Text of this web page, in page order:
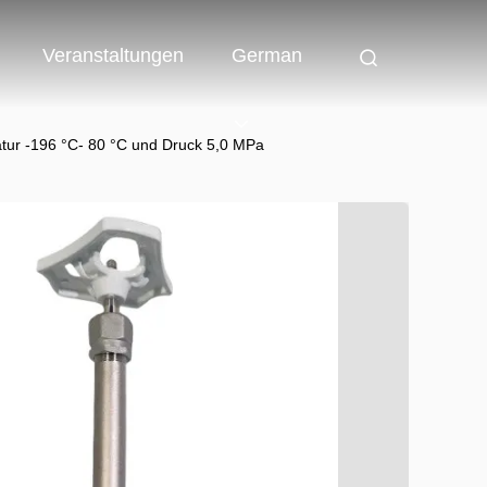
Veranstaltungen German
-196 °C- 80 °C und Druck 5,0 MPa